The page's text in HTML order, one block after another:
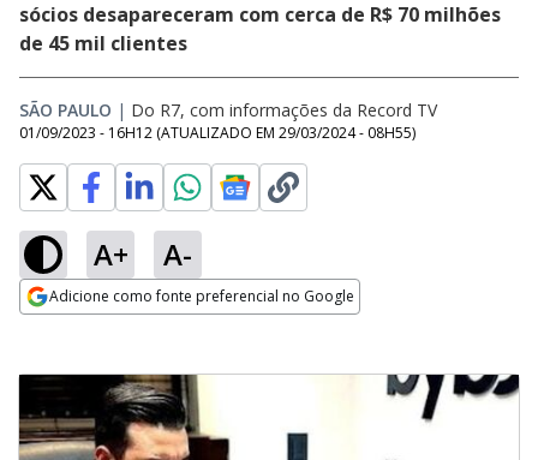
sócios desapareceram com cerca de R$ 70 milhões
de 45 mil clientes
SÃO PAULO | Do R7, com informações da Record TV
01/09/2023 - 16H12 (ATUALIZADO EM 29/03/2024 - 08H55)
A+ A-
Adicione como fonte preferencial no Google